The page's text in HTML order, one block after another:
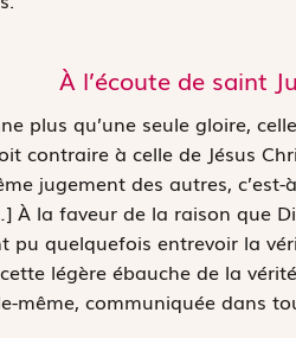
À l’écoute de saint
plus qu’une seule gloire,
contraire à celle de Jésus
jugement des autres, c’est-
À la faveur de la raison que
pu quelquefois entrevoir la
légère ébauche de la
même, communiquée dans